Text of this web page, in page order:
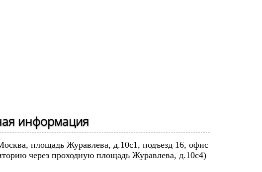
информация
площадь Журавлева, д.10с1, подъезд 16, офис
через проходную площадь Журавлева, д.10с4)